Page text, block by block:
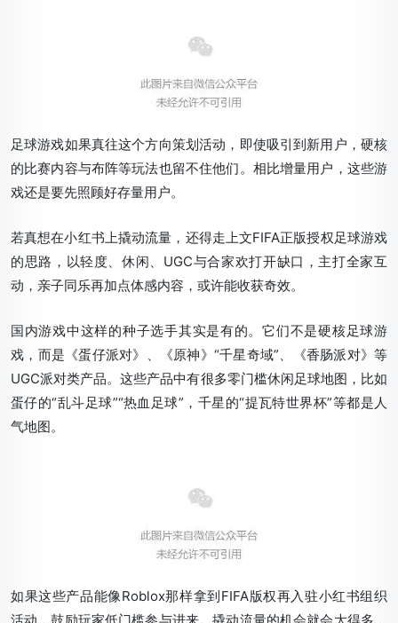
足球游戏如果真往这个方向策划活动，即使吸引到新用户，硬核
的比赛内容与布阵等玩法也留不住他们。相比增量用户，这些游
戏还是要先照顾好存量用户。
若真想在小红书上撬动流量，还得走上文FIFA正版授权足球游戏
的思路，以轻度、休闲、UGC与合家欢打开缺口，主打全家互
动，亲子同乐再加点体感内容，或许能收获奇效。
国内游戏中这样的种子选手其实是有的。它们不是硬核足球游
戏，而是《蛋仔派对》、《原神》“千星奇域”、《香肠派对》等
UGC派对类产品。这些产品中有很多零门槛休闲足球地图，比如
蛋仔的“乱斗足球”“热血足球”，千星的“提瓦特世界杯”等都是人
气地图。
如果这些产品能像Roblox那样拿到FIFA版权再入驻小红书组织